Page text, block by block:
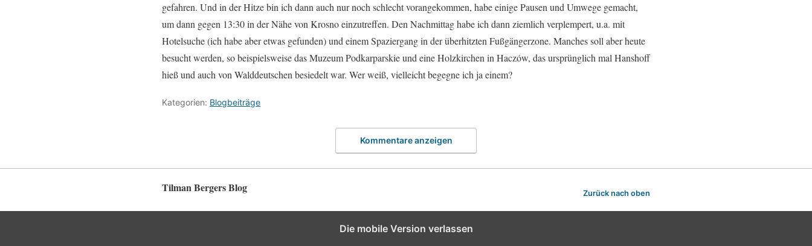
gefahren. Und in der Hitze bin ich dann auch nur noch schlecht vorangekommen, habe einige Pausen und Umwege gemacht,
um dann gegen 13:30 in der Nähe von Krosno einzutreffen. Den Nachmittag habe ich dann ziemlich verplempert, u.a. mit
Hotelsuche (ich habe aber etwas gefunden) und einem Spaziergang in der überhitzten Fußgängerzone. Manches soll aber heute
besucht werden, so beispielsweise das Muzeum Podkarparskie und eine Holzkirchen in Haczów, das ursprünglich mal Hanshoff
hieß und auch von Walddeutschen besiedelt war. Wer weiß, vielleicht begegne ich ja einem?
Kategorien: Blogbeiträge
Kommentare anzeigen
Tilman Bergers Blog Zurück nach oben
Die mobile Version verlassen